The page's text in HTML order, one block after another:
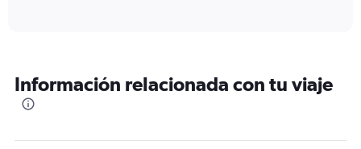
categories.
The
Información relacionada con tu viaje